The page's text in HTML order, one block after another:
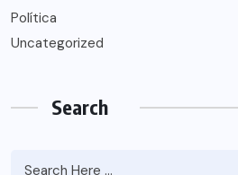
Política
Uncategorized
Search